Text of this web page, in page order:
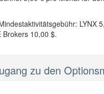
LYNX
Brokers 10,00 $.
zu den